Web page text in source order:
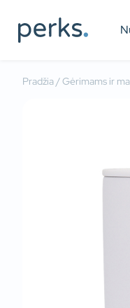
Pradžia/Gėrimams ir